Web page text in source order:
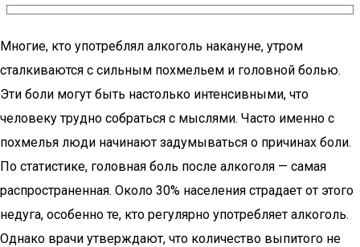
Многие, кто употреблял алкоголь накануне, утром
сталкиваются с сильным похмельем и головной болью.
Эти боли могут быть настолько интенсивными, что
человеку трудно собраться с мыслями. Часто именно с
похмелья люди начинают задумываться о причинах боли.
По статистике, головная боль после алкоголя — самая
распространенная. Около 30% населения страдает от этого
недуга, особенно те, кто регулярно употребляет алкоголь.
Однако врачи утверждают, что количество выпитого не